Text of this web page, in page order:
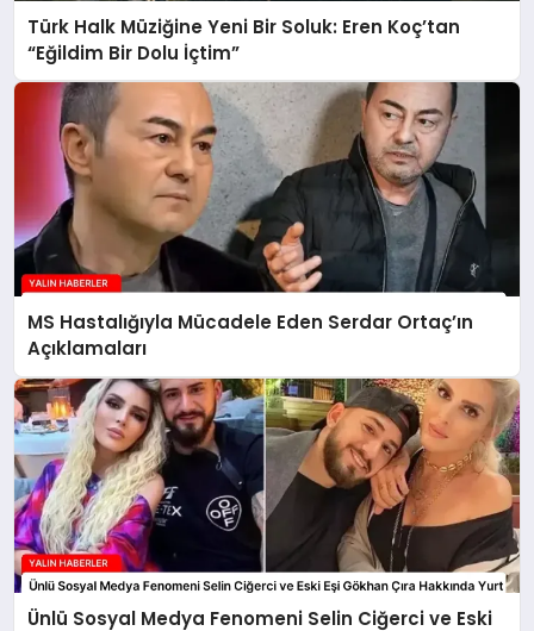
Türk Halk Müziğine Yeni Bir Soluk: Eren Koç’tan
“Eğildim Bir Dolu İçtim”
MS Hastalığıyla Mücadele Eden Serdar Ortaç’ın
Açıklamaları
Ünlü Sosyal Medya Fenomeni Selin Ciğerci ve Eski